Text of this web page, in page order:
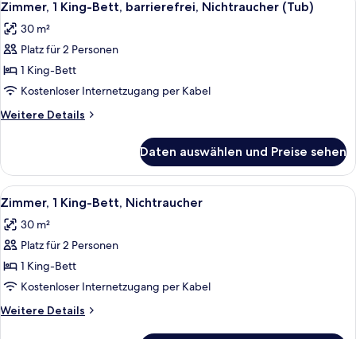
barrierefrei,
(Hearing)
Fotos
für
Zimmer,
1 King-
Bett,
barrierefrei,
Nichtraucher
anzeigen
4
Zimmer, 1 King-Bett, barrierefrei, Nichtraucher (Tub)
30 m²
Platz für 2 Personen
1 King-Bett
Kostenloser Internetzugang per Kabel
Weitere Details
Weitere
1 King-
Bett,
barrierefrei,
(Tub)
Daten auswählen und Preise sehen
Alle
Fotos
für
Zimmer,
1 King-
Bett,
Nichtraucher
anzeigen
Zimmer, 1 King-Bett, Nichtraucher |
3
Zimmer, 1 King-Bett, Nichtraucher
30 m²
Platz für 2 Personen
1 King-Bett
Kostenloser Internetzugang per Kabel
Weitere Details
Weitere